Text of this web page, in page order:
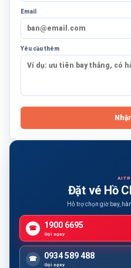
Email
Yêu cầu thêm
Đặt vé Hồ
Hỗ trợ chọn giờ bay,
☎ 1900 6695
Gọi ngay
☎ 0934 589 488
Gọi ngay